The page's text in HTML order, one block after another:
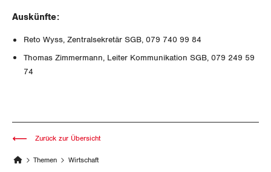
Migrationskommission
Bern
Glarus
Vernehmlassungen
Bücher/Broschüren
Auskünfte:
Reto Wyss, Zentralsekretär SGB, 079 740 99 84
Thomas Zimmermann, Leiter Kommunikation SGB, 079 249 59
74
Themen Wirtschaft
Zurück zur Übersicht